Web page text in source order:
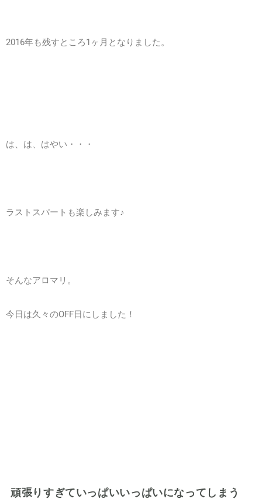
2016年も残すところ1ヶ月となりました。
は、は、はやい・・・
ラストスパートも楽しみます♪
そんなアロマリ。
今日は久々のOFF日にしました！
頑張りすぎていっぱいいっぱいになってしまう